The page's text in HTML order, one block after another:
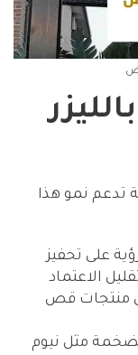
تدعم نمو هذا
هذه الرؤية على تحفيز
الاعتماد
منتجات قص
مثل نيوم